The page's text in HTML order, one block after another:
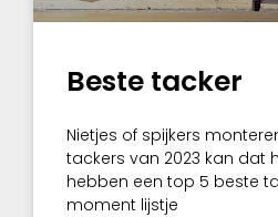
Beste tacker
Nietjes of spijkers
tackers van 2023 kan dat
hebben een top 5 beste
moment lijstje